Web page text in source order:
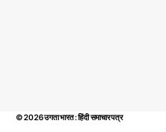
© 2026उगता भारत : हिंदी समाचार पत्र